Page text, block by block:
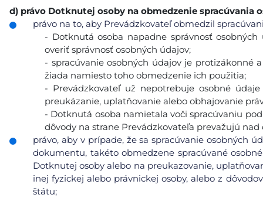
d) právo Dotknutej osoby na obmedzenie spracúvania
právo na to, aby Prevádzkovateľ obmedzil
- Dotknutá osoba napadne správnosť
overiť správnosť osobných údajov;
- spracúvanie osobných údajov je protizákonné
žiada namiesto toho obmedzenie ich použitia;
- Prevádzkovateľ už nepotrebuje osobné
preukázanie, uplatňovanie alebo obhajovanie
- Dotknutá osoba namietala voči spracúvaniu
dôvody na strane Prevádzkovateľa prevažujú
právo, aby v prípade, že sa spracúvanie osobných
dokumentu, takéto obmedzene spracúvané
Dotknutej osoby alebo na preukazovanie,
inej fyzickej alebo právnickej osoby, alebo z
štátu;